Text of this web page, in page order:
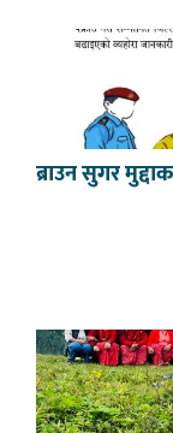
ब्राउन सुगर